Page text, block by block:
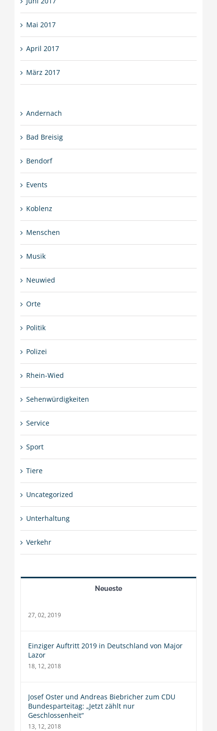
Mai 2017
April 2017
März 2017
Andernach
Bad Breisig
Bendorf
Events
Koblenz
Menschen
Musik
Neuwied
Orte
Politik
Polizei
Rhein-Wied
Sehenwürdigkeiten
Service
Sport
Tiere
Uncategorized
Unterhaltung
Verkehr
Neueste
27, 02, 2019
Einziger Auftritt 2019 in Deutschland von Major
Lazor
18, 12, 2018
Josef Oster und Andreas Biebricher zum CDU
Bundesparteitag: „Jetzt zählt nur
Geschlossenheit“
13, 12, 2018